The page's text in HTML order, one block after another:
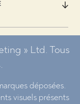
» Ltd. Tous
déposées.
visuels présents